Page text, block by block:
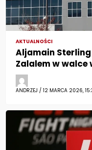
AKTUALNOŚCI
Aljamain Sterling
Zalalem w walce
ANDRZEJ / 12 MARCA 2026,